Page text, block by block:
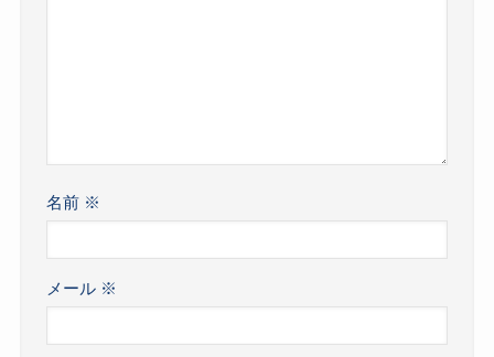
名前 ※
メール ※